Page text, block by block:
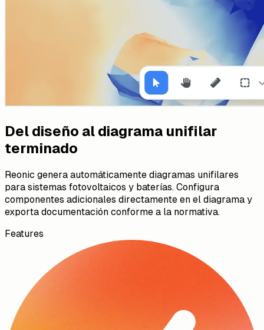
Del diseño al diagrama unifilar
terminado
Reonic genera automáticamente diagramas unifilares
para sistemas fotovoltaicos y baterías. Configura
componentes adicionales directamente en el diagrama y
exporta documentación conforme a la normativa.
Features